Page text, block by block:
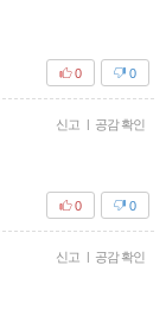
0
0
신고 | 공감 확인
0
0
신고 | 공감 확인